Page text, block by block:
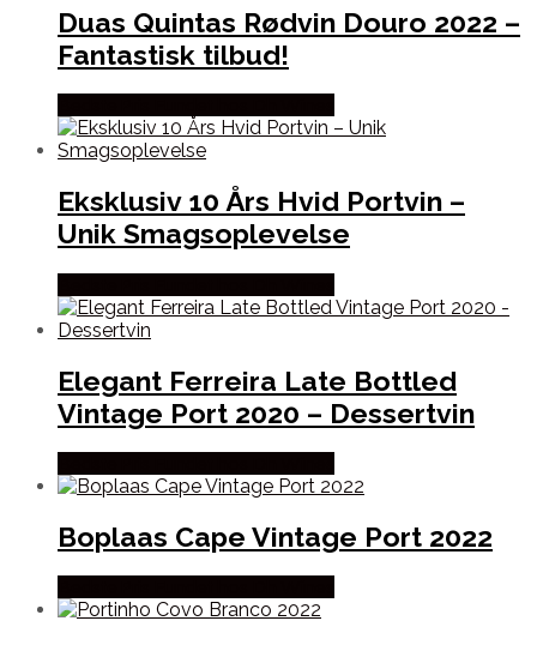
Duas Quintas Rødvin Douro 2022 –
Fantastisk tilbud!
Eksklusiv 10 Års Hvid Portvin –
Unik Smagsoplevelse
Elegant Ferreira Late Bottled
Vintage Port 2020 – Dessertvin
Boplaas Cape Vintage Port 2022